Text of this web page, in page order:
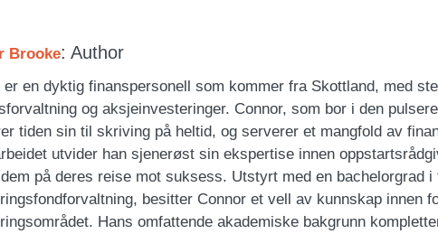
Brooke: Author
er en dyktig finanspersonell som kommer fra Skottland, med
og aksjeinvesteringer. Connor, som bor i den
tiden sin til skriving på heltid, og serverer et mangfold av
utvider han sjenerøst sin ekspertise innen
på deres reise mot suksess. Utstyrt med en bachelorgrad
besitter Connor et vell av kunnskap innen
Hans omfattende akademiske bakgrunn